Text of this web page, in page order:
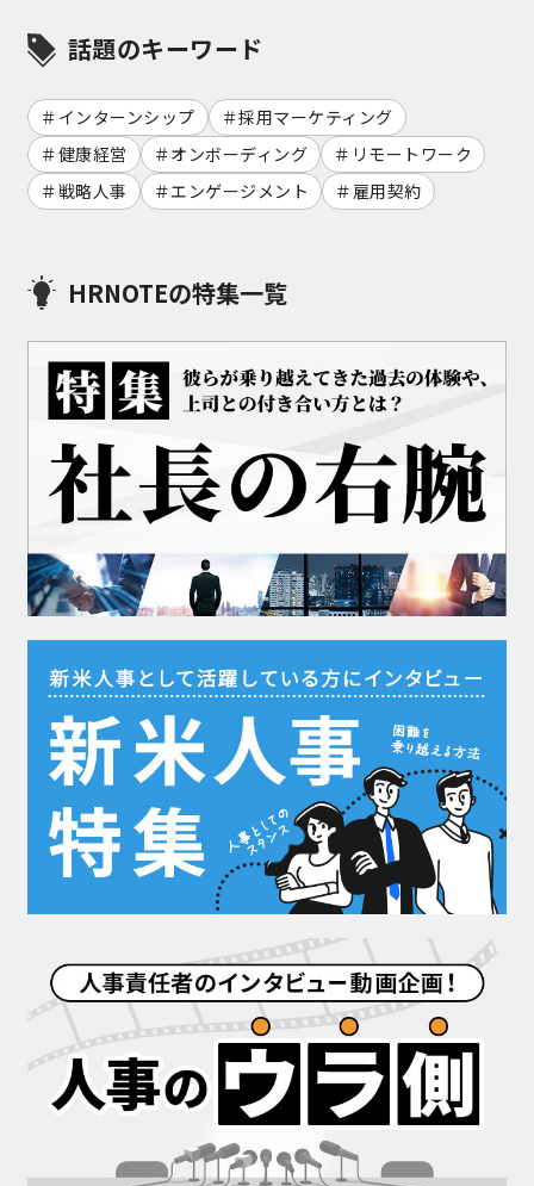
話題のキーワード
インターンシップ
採用マーケティング
健康経営
オンボーディング
リモートワーク
戦略人事
エンゲージメント 雇用契約
HRNOTEの特集一覧